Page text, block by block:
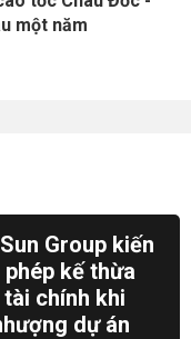
một năm
Group kiến
kế thừa
chính khi
dự án